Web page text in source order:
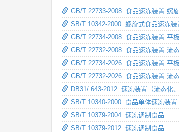
GB/T 22733-2008 食品速冻装置 螺
SB/T 10342-2000 螺旋式食品速冻装
GB/T 22734-2008 食品速冻装置 平
GB/T 22732-2008 食品速冻装置 流
GB/T 22734-2026 食品速冻装置 平
GB/T 22732-2026 食品速冻装置 流
DB31/ 643-2012 速冻装置（流态化
SB/T 10340-2000 食品单体速冻装置
SB/T 10379-2004 速冻调制食品
SB/T 10379-2012 速冻调制食品